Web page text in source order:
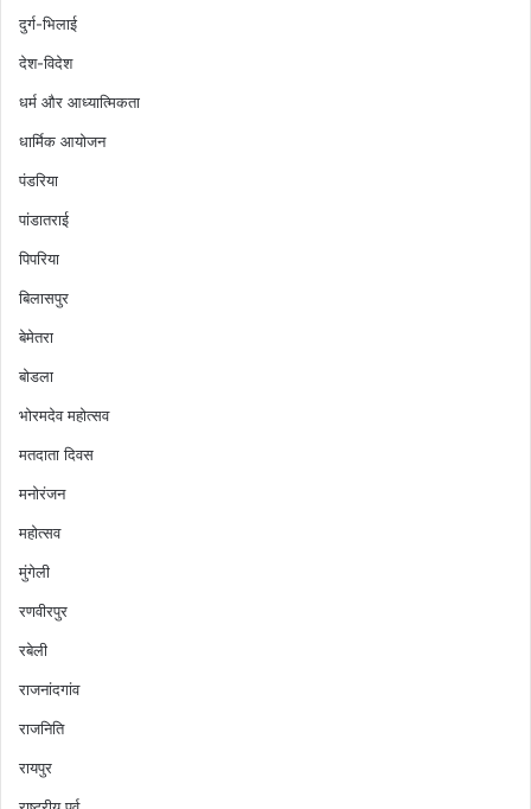
दुर्ग-भिलाई
देश-विदेश
धर्म और आध्यात्मिकता
धार्मिक आयोजन
पंडरिया
पांडातराई
पिपरिया
बिलासपुर
बेमेतरा
बोडला
भोरमदेव महोत्सव
मतदाता दिवस
मनोरंजन
महोत्सव
मुंगेली
रणवीरपुर
रबेली
राजनांदगांव
राजनिति
रायपुर